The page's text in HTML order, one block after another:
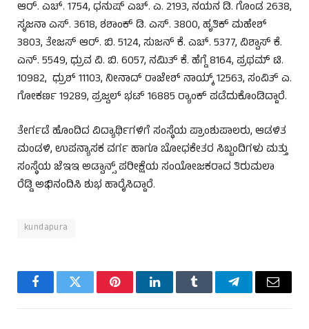
ಆರ್. ಎಚ್. 1754, ಧನುಷ್ ಎಚ್. ಎ. 2193, ನಯನ ಡಿ. ಗೊಂಡ 2638,
ಸೃಜನಾ ಎಸ್. 3618, ಶಶಾಂಕ್ ಡಿ. ಎಸ್. 3800, ಹೃತಿಕ್ ಮಹೇಶ್
3803, ತೇಜಸ್ ಆರ್. ಬಿ. 5124, ಸುಜನ್ ಕೆ. ಎಚ್. 5377, ವಿಶ್ವಾಸ್ ಕೆ.
ಎನ್. 5549, ಧ್ರುವ ವಿ. ಬಿ. 6057, ನಮಿತ್ ಕೆ. ಹೆಗ್ಡೆ 8164, ಪ್ರಥಮ್ ಟಿ.
10982, ಧ್ರುಶ್ 11103, ನೀನಾದ್ ರಾಜೇಶ್ ನಾಯ್ಕ್ 12563, ಸಂವಿತ್ ಎ.
ಗೋಕರ್ಣ 19289, ಪ್ರಜ್ವಲ್ ಭಟ್ 16885 ರ‍್ಯಾಂಕ್‌ ಪಡೆದುಕೊಂಡಿದ್ದಾರೆ.
ತೇರ್ಗಡೆ ಹೊಂದಿದ ವಿದ್ಯಾರ್ಥಿಗಳಿಗೆ ಸಂಸ್ಥೆಯ ಪ್ರಾಂಶುಪಾಲರು, ಆಡಳಿತ
ಮಂಡಳಿ, ಉಪನ್ಯಾಸಕ ವರ್ಗ ಹಾಗೂ ಬೋಧಕೇತರ ಸಿಬ್ಬಂದಿಗಳು ಮತ್ತು
ಸಂಸ್ಥೆಯ ಜೆಇಇ ಅಡ್ವಾನ್ಸ್ ಪರೀಕ್ಷೆಯ ಸಂಯೋಜಕರಾದ ತಿರುಮಲಾ
ರೆಡ್ಡಿ ಅಭಿನಂದಿಸಿ ಶುಭ ಹಾರೈಸಿದ್ದಾರೆ.
kundapura
FacebookTwitter PinterestLinkedInTumblr TelegramEmail